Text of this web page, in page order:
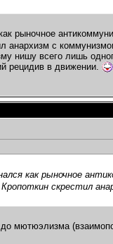
рыночное
анархизм с
нишу всего лишь
рецидив в движении.
как рыночное
скрестил
до мютюэлизма